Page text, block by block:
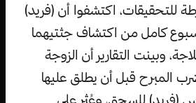
للتحقيقات، اكتشفوا أن (فريد)
كامل من اكتشاف جثتيهما
وبينت التقارير أن الزوجة
المبرح قبل أن يطلق عليها
(فريد) للسحق، وعُثر على